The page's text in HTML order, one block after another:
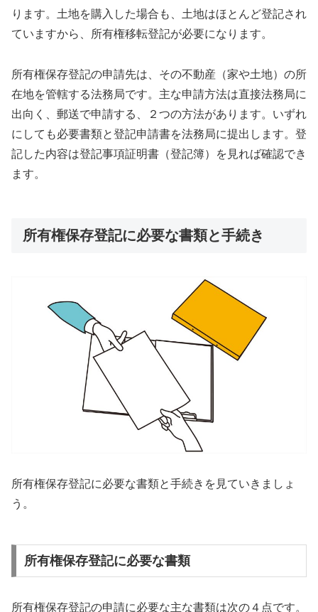
ります。土地を購入した場合も、土地はほとんど登記され
ていますから、所有権移転登記が必要になります。
所有権保存登記の申請先は、その不動産（家や土地）の所
在地を管轄する法務局です。主な申請方法は直接法務局に
出向く、郵送で申請する、２つの方法があります。いずれ
にしても必要書類と登記申請書を法務局に提出します。登
記した内容は登記事項証明書（登記簿）を見れば確認でき
ます。
所有権保存登記に必要な書類と手続き
所有権保存登記に必要な書類と手続きを見ていきましょ
う。
所有権保存登記に必要な書類
所有権保存登記の申請に必要な主な書類は次の４点です。